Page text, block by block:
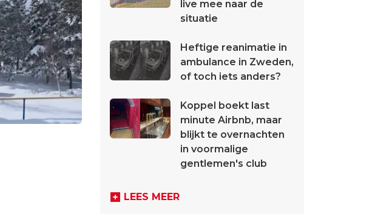
live mee naar de
situatie
Heftige reanimatie in
ambulance in Zweden,
of toch iets anders?
Koppel boekt last
minute Airbnb, maar
blijkt te overnachten
in voormalige
gentlemen's club
LEES MEER